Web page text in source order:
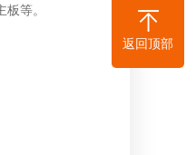
等。
返回顶部